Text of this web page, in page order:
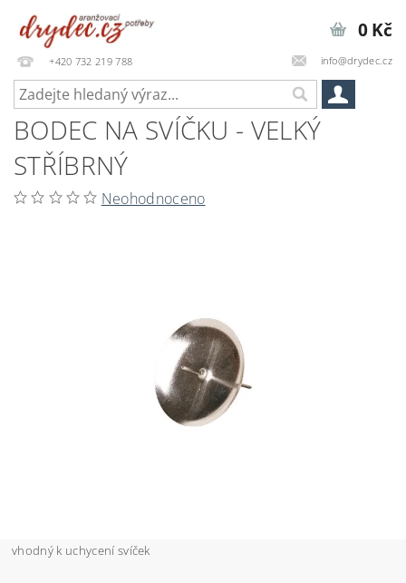
+420 732 219 788 info@drydec.cz
0 Kč
BODEC NA SVÍČKU - VELKÝ
STŘÍBRNÝ
Neohodnoceno
vhodný k uchycení svíček